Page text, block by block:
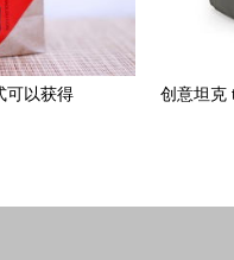
可以获得
创意坦克